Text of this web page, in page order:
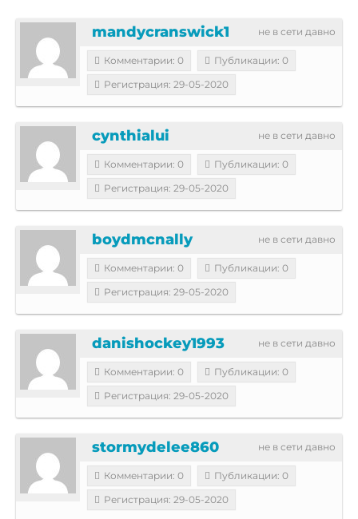
не в сети давно
mandycranswick1
Комментарии: 0
Публикации: 0
Регистрация: 29-05-2020
не в сети давно
cynthialui
Комментарии: 0
Публикации: 0
Регистрация: 29-05-2020
не в сети давно
boydmcnally
Комментарии: 0
Публикации: 0
Регистрация: 29-05-2020
не в сети давно
danishockey1993
Комментарии: 0
Публикации: 0
Регистрация: 29-05-2020
не в сети давно
stormydelee860
Комментарии: 0
Публикации: 0
Регистрация: 29-05-2020